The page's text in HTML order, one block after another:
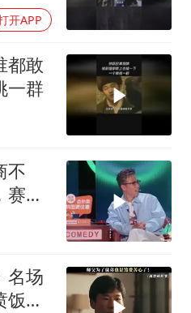
开APP
都敢
一群
不
后
名场
，